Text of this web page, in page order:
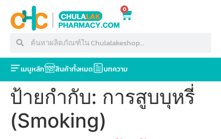
0
เมนูหลัก สินค้าทั้งหมด บทความ
ป้ายกำกับ: การสูบบุหรี่
(Smoking)